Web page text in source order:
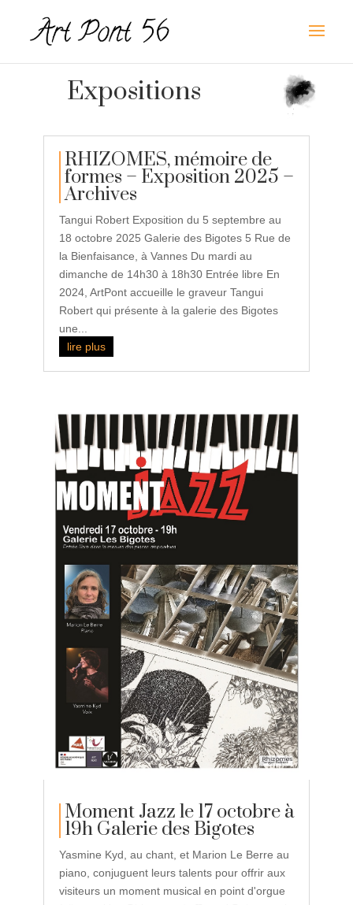
Expositions
RHIZOMES, mémoire de
formes – Exposition 2025 –
Archives
Tangui Robert Exposition du 5 septembre au
18 octobre 2025 Galerie des Bigotes 5 Rue de
la Bienfaisance, à Vannes Du mardi au
dimanche de 14h30 à 18h30 Entrée libre En
2024, ArtPont accueille le graveur Tangui
Robert qui présente à la galerie des Bigotes
une...
lire plus
Moment Jazz le 17 octobre à
19h Galerie des Bigotes
Yasmine Kyd, au chant, et Marion Le Berre au
piano, conjuguent leurs talents pour offrir aux
visiteurs un moment musical en point d'orgue